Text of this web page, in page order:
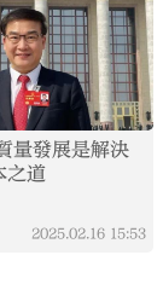
量發展是解決
之道
2025.02.16 15:53